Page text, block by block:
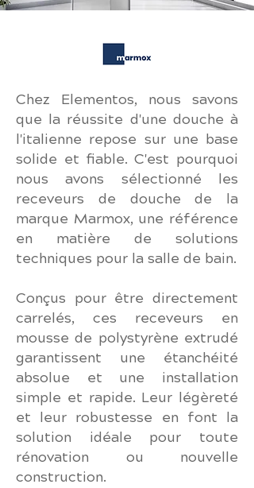
Chez Elementos, nous savons
que la réussite d'une douche à
l'italienne repose sur une base
solide et fiable. C'est pourquoi
nous avons sélectionné les
receveurs de douche de la
marque Marmox, une référence
en matière de solutions
techniques pour la salle de bain.
Conçus pour être directement
carrelés, ces receveurs en
mousse de polystyrène extrudé
garantissent une étanchéité
absolue et une installation
simple et rapide. Leur légèreté
et leur robustesse en font la
solution idéale pour toute
rénovation ou nouvelle
construction.